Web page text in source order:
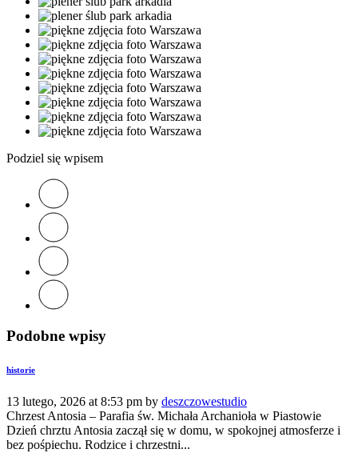
Podziel się wpisem
Podobne wpisy
historie
13 lutego, 2026 at 8:53 pm by deszczowestudio
Chrzest Antosia – Parafia św. Michała Archanioła w Piastowie
Dzień chrztu Antosia zaczął się w domu, w spokojnej atmosferze i
bez pośpiechu. Rodzice i chrzestni...